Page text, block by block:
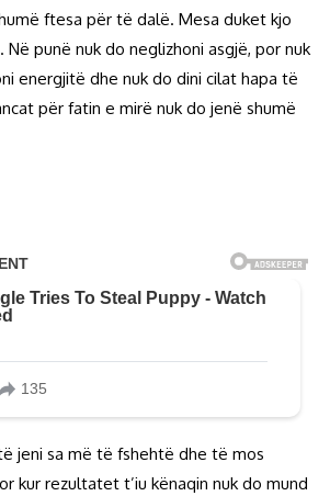
ftesa për të dalë. Mesa duket kjo
punë nuk do neglizhoni asgjë, por nuk
energjitë dhe nuk do dini cilat hapa të
për fatin e mirë nuk do jenë shumë
jeni sa më të fshehtë dhe të mos
kur rezultatet t’iu kënaqin nuk do mund